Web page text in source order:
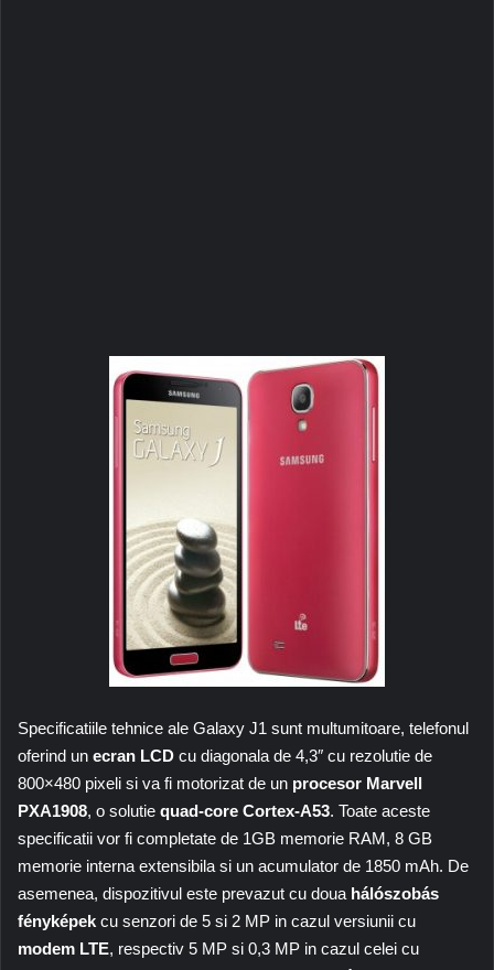
Specificatiile tehnice ale Galaxy J1 sunt multumitoare, telefonul
oferind un ecran LCD cu diagonala de 4,3″ cu rezolutie de
800×480 pixeli si va fi motorizat de un procesor Marvell
PXA1908, o solutie quad-core Cortex-A53. Toate aceste
specificatii vor fi completate de 1GB memorie RAM, 8 GB
memorie interna extensibila si un acumulator de 1850 mAh. De
asemenea, dispozitivul este prevazut cu doua hálószobás
fényképek cu senzori de 5 si 2 MP in cazul versiunii cu
modem LTE, respectiv 5 MP si 0,3 MP in cazul celei cu